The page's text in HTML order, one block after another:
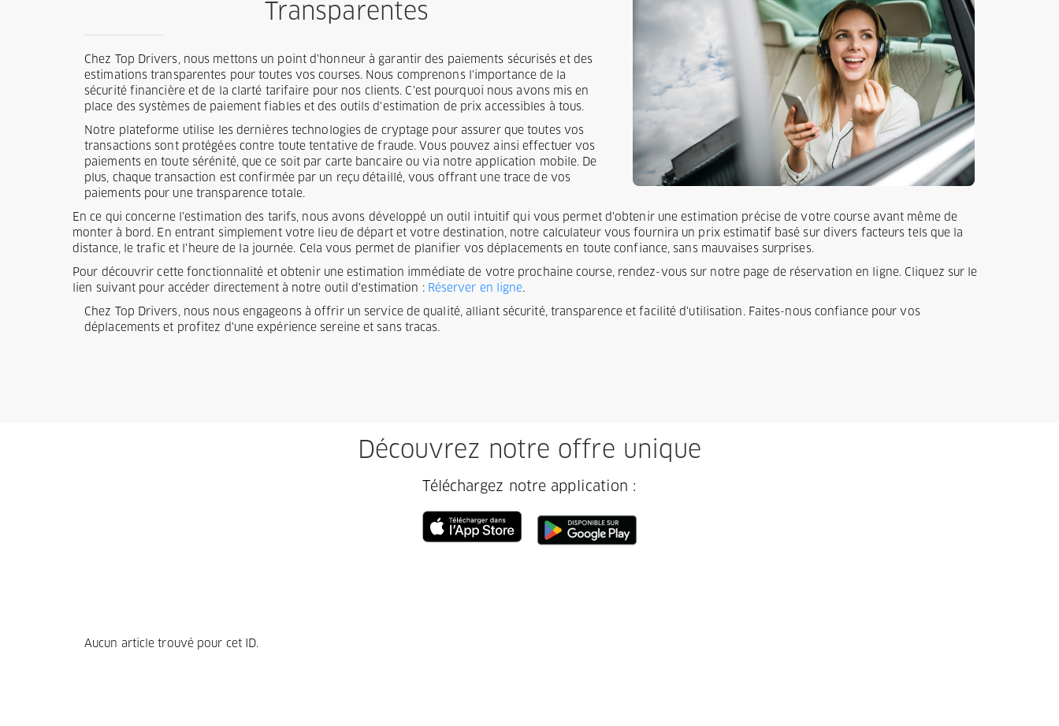
Transparentes
Chez Top Drivers, nous mettons un point d'honneur à garantir des paiements sécurisés et des
estimations transparentes pour toutes vos courses. Nous comprenons l'importance de la
sécurité financière et de la clarté tarifaire pour nos clients. C'est pourquoi nous avons mis en
place des systèmes de paiement fiables et des outils d'estimation de prix accessibles à tous.
Notre plateforme utilise les dernières technologies de cryptage pour assurer que toutes vos
transactions sont protégées contre toute tentative de fraude. Vous pouvez ainsi effectuer vos
paiements en toute sérénité, que ce soit par carte bancaire ou via notre application mobile. De
plus, chaque transaction est confirmée par un reçu détaillé, vous offrant une trace de vos
paiements pour une transparence totale.
En ce qui concerne l'estimation des tarifs, nous avons développé un outil intuitif qui vous permet d'obtenir une estimation précise de votre course avant même de
monter à bord. En entrant simplement votre lieu de départ et votre destination, notre calculateur vous fournira un prix estimatif basé sur divers facteurs tels que la
distance, le trafic et l'heure de la journée. Cela vous permet de planifier vos déplacements en toute confiance, sans mauvaises surprises.
Pour découvrir cette fonctionnalité et obtenir une estimation immédiate de votre prochaine course, rendez-vous sur notre page de réservation en ligne. Cliquez sur le
lien suivant pour accéder directement à notre outil d'estimation : Réserver en ligne.
Chez Top Drivers, nous nous engageons à offrir un service de qualité, alliant sécurité, transparence et facilité d'utilisation. Faites-nous confiance pour vos
déplacements et profitez d'une expérience sereine et sans tracas.
Découvrez notre offre unique
Téléchargez notre application :
Aucun article trouvé pour cet ID.